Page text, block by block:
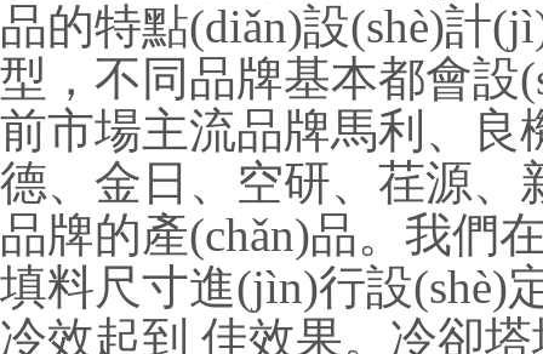
品的特點(diǎn)設(shè)計
型，不同品牌基本都會
前市場主流品牌馬利
德、金日、空研、荏源
品牌的產(chǎn)品。我
填料尺寸進(jìn)行設(shè)
冷效起到 佳效果。冷